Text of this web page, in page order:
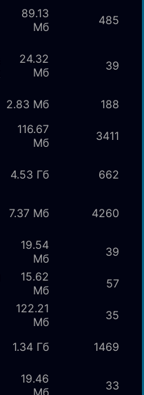
89.13
Мб
485
24.32
Мб
39
2.83 Мб
188
116.67
Мб
3411
4.53 Гб
662
7.37 Мб 4260
19.54
Мб
39
15.62
Мб
57
122.21
Мб
35
1.34 Гб
1469
19.46
Мб
33